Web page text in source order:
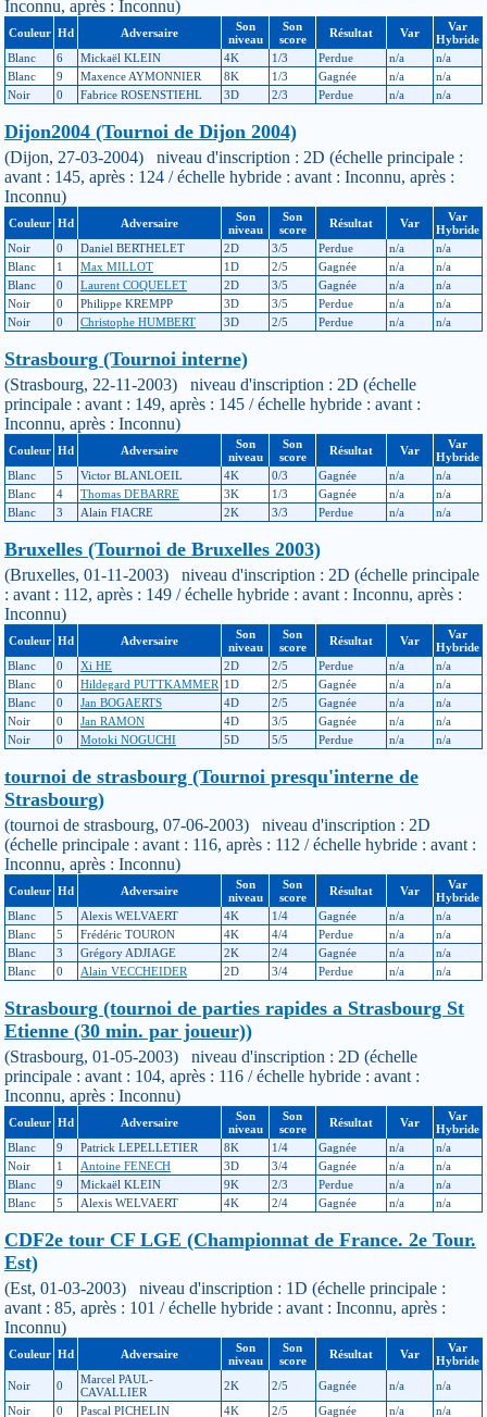
Inconnu, après : Inconnu)
Couleur Hd Adversaire
Son
niveau
Son
score
Résultat Var
Var
Hybride
Blanc
6 Mickaël KLEIN 4K 1/3 Perdue n/a
n/a
Blanc
9 Maxence AYMONNIER 8K 1/3 Gagnée n/a
n/a
Noir
0 Fabrice ROSENSTIEHL 3D 2/3 Perdue n/a n/a
Dijon2004 (Tournoi de Dijon 2004)
(Dijon, 27-03-2004) niveau d'inscription : 2D (échelle principale :
avant : 145, après : 124 / échelle hybride : avant : Inconnu, après :
Inconnu)
Couleur Hd Adversaire
Son
niveau
Son
score
Résultat Var
Var
Hybride
Noir
0 Daniel BERTHELET 2D 3/5 Perdue n/a
n/a
Blanc
1 Max MILLOT 1D 2/5 Gagnée n/a
n/a
Blanc
0 Laurent COQUELET 2D 3/5 Gagnée n/a
n/a
Noir
0 Philippe KREMPP 3D 3/5 Perdue n/a
n/a
Noir
0 Christophe HUMBERT 3D 2/5 Perdue n/a n/a
Strasbourg (Tournoi interne)
(Strasbourg, 22-11-2003) niveau d'inscription : 2D (échelle
principale : avant : 149, après : 145 / échelle hybride : avant :
Inconnu, après : Inconnu)
Couleur Hd Adversaire
Son
niveau
Son
score
Résultat Var
Var
Hybride
Blanc
5 Victor BLANLOEIL 4K 0/3 Gagnée n/a
n/a
Blanc
4 Thomas DEBARRE 3K 1/3 Gagnée n/a
n/a
Blanc
3 Alain FIACRE 2K 3/3 Perdue n/a n/a
Bruxelles (Tournoi de Bruxelles 2003)
(Bruxelles, 01-11-2003) niveau d'inscription : 2D (échelle principale
: avant : 112, après : 149 / échelle hybride : avant : Inconnu, après :
Inconnu)
Couleur Hd Adversaire
Son
niveau
Son
score
Résultat Var
Var
Hybride
Blanc
0 Xi HE 2D 2/5 Perdue n/a
n/a
Blanc
0 Hildegard PUTTKAMMER 1D 2/5 Gagnée n/a
n/a
Blanc
0 Jan BOGAERTS 4D 2/5 Gagnée n/a
n/a
Noir
0 Jan RAMON 4D 3/5 Gagnée n/a
n/a
Noir
0 Motoki NOGUCHI 5D 5/5 Perdue n/a n/a
tournoi de strasbourg (Tournoi presqu'interne de
Strasbourg)
(tournoi de strasbourg, 07-06-2003) niveau d'inscription : 2D
(échelle principale : avant : 116, après : 112 / échelle hybride : avant :
Inconnu, après : Inconnu)
Couleur Hd Adversaire
Son
niveau
Son
score
Résultat Var
Var
Hybride
Blanc
5 Alexis WELVAERT 4K 1/4 Gagnée n/a
n/a
Blanc
5 Frédéric TOURON 4K 4/4 Perdue n/a
n/a
Blanc
3 Grégory ADJIAGE 2K 2/4 Gagnée n/a
n/a
Blanc
0 Alain VECCHEIDER 2D 3/4 Perdue n/a n/a
Strasbourg (tournoi de parties rapides a Strasbourg St
Etienne (30 min. par joueur))
(Strasbourg, 01-05-2003) niveau d'inscription : 2D (échelle
principale : avant : 104, après : 116 / échelle hybride : avant :
Inconnu, après : Inconnu)
Couleur Hd Adversaire
Son
niveau
Son
score
Résultat Var
Var
Hybride
Blanc
9 Patrick LEPELLETIER 8K 1/4 Gagnée n/a
n/a
Noir
1 Antoine FENECH 3D 3/4 Gagnée n/a
n/a
Blanc
9 Mickaël KLEIN 9K 2/3 Perdue n/a
n/a
Blanc
5 Alexis WELVAERT 4K 2/4 Gagnée n/a n/a
CDF2e tour CF LGE (Championnat de France. 2e Tour.
Est)
(Est, 01-03-2003) niveau d'inscription : 1D (échelle principale :
avant : 85, après : 101 / échelle hybride : avant : Inconnu, après :
Inconnu)
Couleur Hd Adversaire
Son
niveau
Son
score
Résultat Var
Var
Hybride
Noir
0
Marcel PAUL-
CAVALLIER
2K 2/5 Gagnée n/a
n/a
Noir
0 Pascal PICHELIN 4K 2/5 Gagnée n/a n/a